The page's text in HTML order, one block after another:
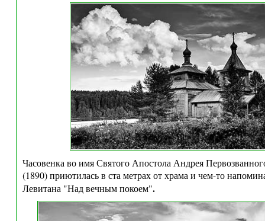
Часовенка во имя Святого Апостола Андрея
(1890) приютилась в ста метрах от храма и чем-то
Левитана "Над вечным покоем".